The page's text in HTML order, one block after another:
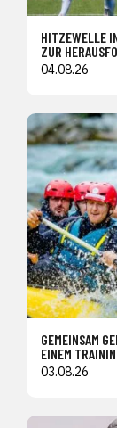
HITZEWELLE
ZUR
04.08.26
GEMEINSAM
EINEM
03.08.26